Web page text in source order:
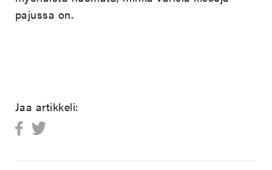
pajussa on.
Jaa artikkeli: